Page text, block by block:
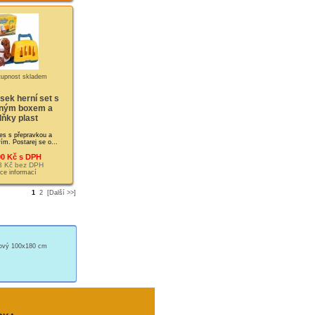
herní set s
boxem a
plast
s přepravkou a
Postarej se o...
Kč s DPH
Kč bez DPH
informací
1 2 [Další >>]
100x180 cm